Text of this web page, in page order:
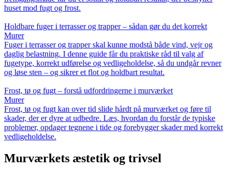
huset mod fugt og frost.
Holdbare fuger i terrasser og trapper – sådan gør du det korrekt
Murer
Fuger i terrasser og trapper skal kunne modstå både vind, vejr og
daglig belastning. I denne guide får du praktiske råd til valg af
fugetype, korrekt udførelse og vedligeholdelse, så du undgår revner
og løse sten – og sikrer et flot og holdbart resultat.
Frost, tø og fugt – forstå udfordringerne i murværket
Murer
Frost, tø og fugt kan over tid slide hårdt på murværket og føre til
skader, der er dyre at udbedre. Læs, hvordan du forstår de typiske
problemer, opdager tegnene i tide og forebygger skader med korrekt
vedligeholdelse.
Murværkets æstetik og trivsel